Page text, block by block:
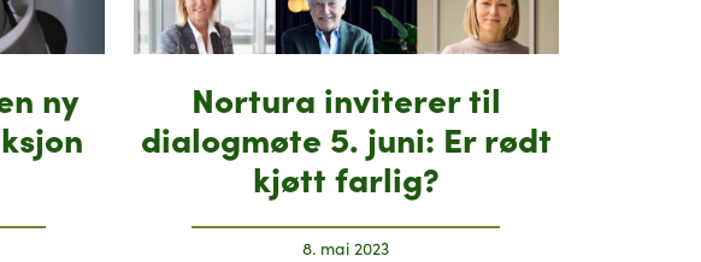
ny
Nortura inviterer til
dialogmøte 5. juni: Er rødt
kjøtt farlig?
8. mai 2023